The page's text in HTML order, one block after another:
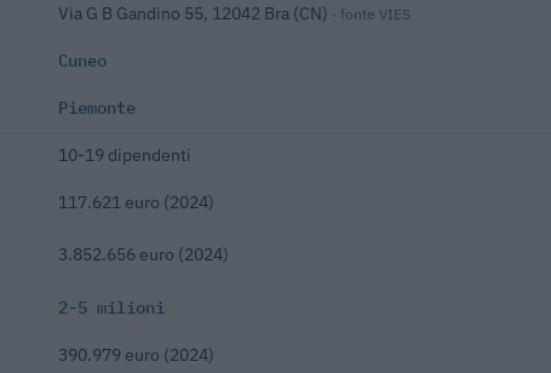
Via G B Gandino 55, 12042 Bra (CN) · fonte VIES
Cuneo
Piemonte
10-19 dipendenti
117.621 euro (2024)
3.852.656 euro (2024)
2-5 milioni
390.979 euro (2024)